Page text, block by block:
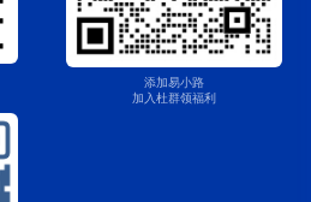
添加易小路
加入杜群领福利